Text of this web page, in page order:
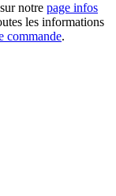
notre page infos
les informations
commande.